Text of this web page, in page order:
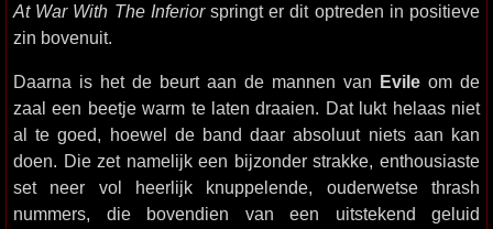
At War With The Inferiorspringt er dit optreden in positieve
zin bovenuit.
Daarna is het de beurt aan de mannen van Evile om de
zaal een beetje warm te laten draaien. Dat lukt helaas niet
al te goed, hoewel de band daar absoluut niets aan kan
doen. Die zet namelijk een bijzonder strakke, enthousiaste
set neer vol heerlijk knuppelende, ouderwetse thrash
nummers, die bovendien van een uitstekend geluid